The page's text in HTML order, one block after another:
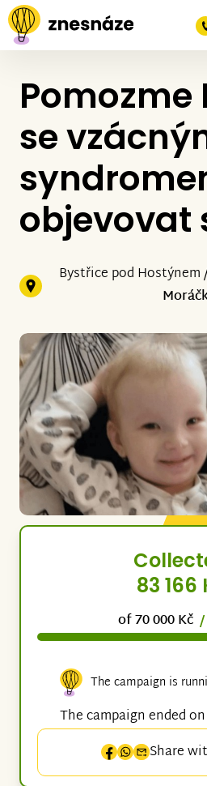
Pomozme
se
objevovat
Bystřice pod Hostýnem
83 166
of 70 000 Kč /
The campaign is
The campaign ended on
Share